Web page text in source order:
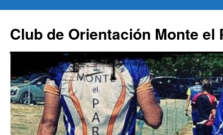
contenido
Club de Orientación Monte el